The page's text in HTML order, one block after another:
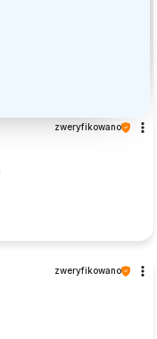
zweryfikowano
zweryfikowano